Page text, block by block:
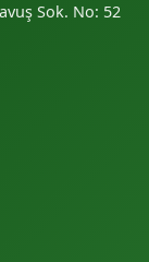
Sok. No: 52